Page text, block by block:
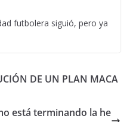
futbolera siguió, pero ya
DE UN PLAN MACA
está terminando la he